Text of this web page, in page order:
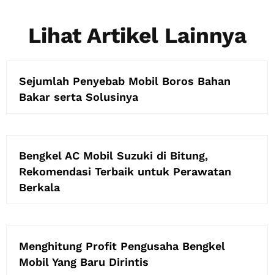
Lihat Artikel Lainnya
Sejumlah Penyebab Mobil Boros Bahan
Bakar serta Solusinya
Bengkel AC Mobil Suzuki di Bitung,
Rekomendasi Terbaik untuk Perawatan
Berkala
Menghitung Profit Pengusaha Bengkel
Mobil Yang Baru Dirintis